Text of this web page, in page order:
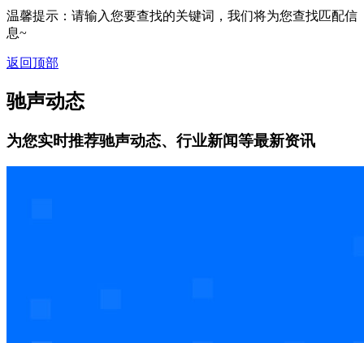
温馨提示：请输入您要查找的关键词，我们将为您查找匹配信
息~
返回顶部
驰声动态
为您实时推荐驰声动态、行业新闻等最新资讯